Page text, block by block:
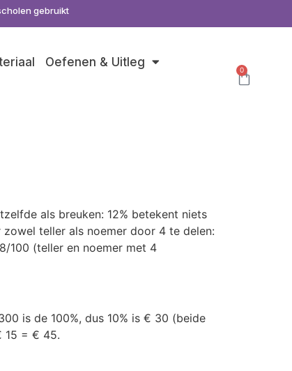
gebruikt
Oefenen & Uitleg
0
als breuken: 12% betekent niets
teller als noemer door 4 te delen:
100 (teller en noemer met 4
is de 100%, dus 10% is € 30 (beide
15 = € 45.